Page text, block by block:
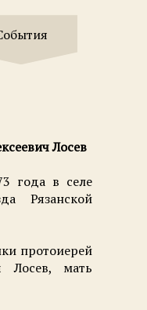
Лосев
года в селе
Рязанской
протоиерей
Лосев, мать